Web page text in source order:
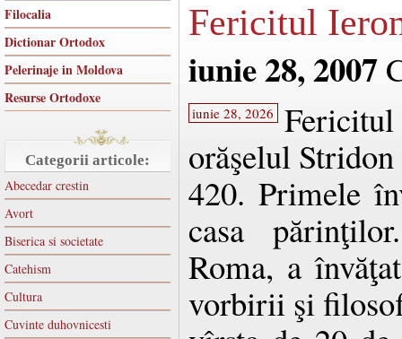
Filocalia
Dictionar Ortodox
Pelerinaje in Moldova
Resurse Ortodoxe
Categorii articole:
Abecedar crestin
Avort
Biserica si societate
Catehism
Cultura
Cuvinte duhovnicesti
Fericitul
iunie 28, 2007
iunie 28, 2026
orăşelul
420. Primele
casa
Roma, a
vorbirii şi